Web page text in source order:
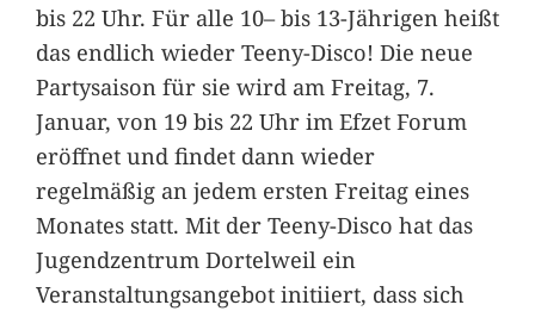
bis 22 Uhr. Für alle 10– bis 13-Jährigen heißt
das endlich wieder Teeny-Disco! Die neue
Partysaison für sie wird am Freitag, 7.
Januar, von 19 bis 22 Uhr im Efzet Forum
eröffnet und findet dann wieder
regelmäßig an jedem ersten Freitag eines
Monates statt. Mit der Teeny-Disco hat das
Jugendzentrum Dortelweil ein
Veranstaltungsangebot initiiert, dass sich